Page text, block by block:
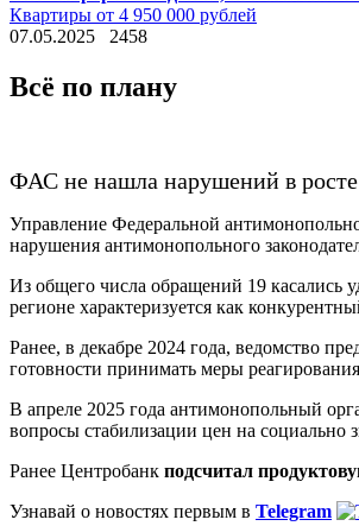
Квартиры от 4 950 000 рублей
07.05.2025
2458
Всё по плану
ФАС не нашла нарушений в
Управление Федеральной
нарушения антимонопольного
Из общего числа обращений 19 касались
регионе характеризуется как
Ранее, в декабре 2024 года, ведомство
готовности принимать меры
В апреле 2025 года антимонопольный
вопросы стабилизации цен на социально
Ранее Центробанк подсчитал
Узнавай о новостях первым в Telegram